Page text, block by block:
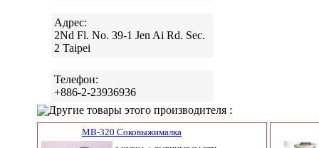
Адрес:
2Nd Fl. No. 39-1 Jen Ai Rd. Sec.
2 Taipei
Телефон:
+886-2-23936936
Другие товары этого производителя :
MB-320 Соковыжималка